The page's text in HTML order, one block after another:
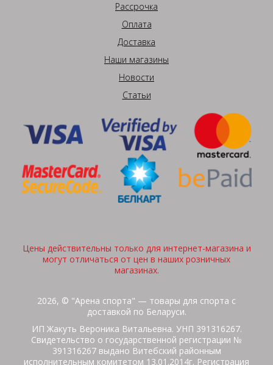
Рассрочка
Оплата
Доставка
Наши магазины
Новости
Статьи
Цены действительны только для интернет-магазина и
могут отличаться от цен в наших розничных
магазинах.
2026, © "Арена спорта" — товары для спорта с
доставкой по Беларуси.
ИП Жакуть Вероника Витальевна. УНП 391316267.
Свидетельство о государственной регистрации №
391316267 выдано Витебский районным
исполнительным комитетом 13.01.2014г. Регистрация